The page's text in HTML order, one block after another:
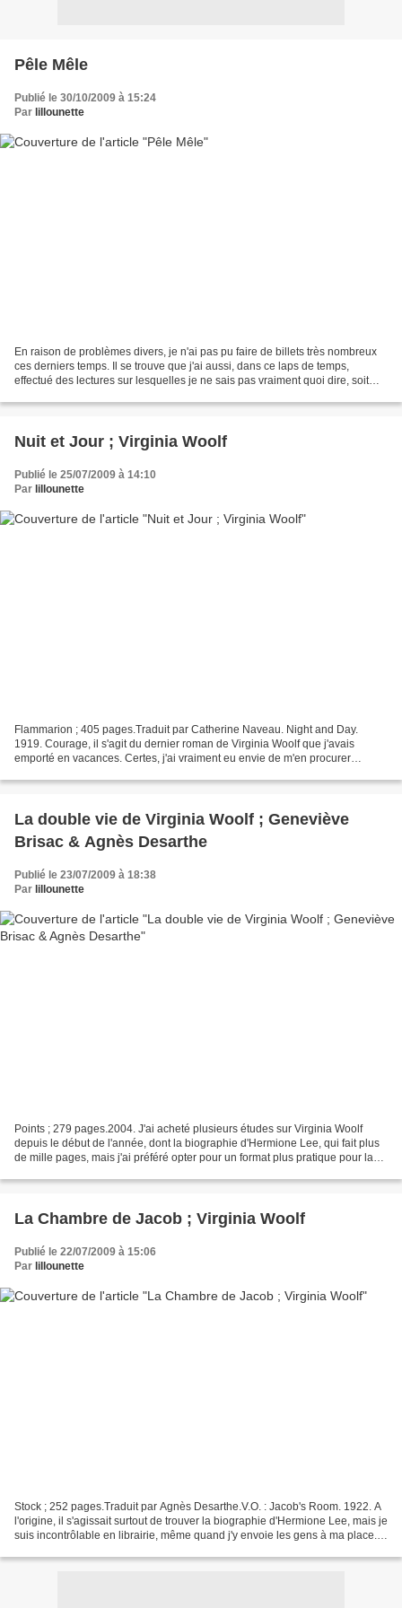
Pêle Mêle
Publié le 30/10/2009 à 15:24
Par lillounette
En raison de problèmes divers, je n'ai pas pu faire de billets très nombreux
ces derniers temps. Il se trouve que j'ai aussi, dans ce laps de temps,
effectué des lectures sur lesquelles je ne sais pas vraiment quoi dire, soit
Nuit et Jour ; Virginia Woolf
Publié le 25/07/2009 à 14:10
Par lillounette
Flammarion ; 405 pages.Traduit par Catherine Naveau. Night and Day.
1919. Courage, il s'agit du dernier roman de Virginia Woolf que j'avais
emporté en vacances. Certes, j'ai vraiment eu envie de m'en procurer
La double vie de Virginia Woolf ; Geneviève
Brisac & Agnès Desarthe
Publié le 23/07/2009 à 18:38
Par lillounette
Points ; 279 pages.2004. J'ai acheté plusieurs études sur Virginia Woolf
depuis le début de l'année, dont la biographie d'Hermione Lee, qui fait plus
de mille pages, mais j'ai préféré opter pour un format plus pratique pour la
La Chambre de Jacob ; Virginia Woolf
Publié le 22/07/2009 à 15:06
Par lillounette
Stock ; 252 pages.Traduit par Agnès Desarthe.V.O. : Jacob's Room. 1922. A
l'origine, il s'agissait surtout de trouver la biographie d'Hermione Lee, mais je
suis incontrôlable en librairie, même quand j'y envoie les gens à ma place...